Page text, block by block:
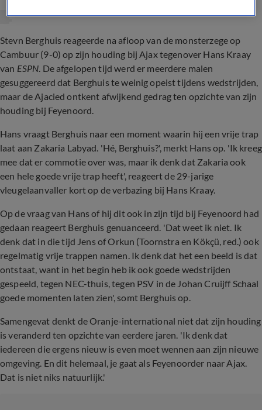
Stevn Berghuis reageerde na afloop van de monsterzege op
Cambuur (9-0) op zijn houding bij Ajax tegenover Hans Kraay
van ESPN. De afgelopen tijd werd er meerdere malen
gesuggereerd dat Berghuis te weinig opeist tijdens wedstrijden,
maar de Ajacied ontkent afwijkend gedrag ten opzichte van zijn
houding bij Feyenoord.
Hans vraagt Berghuis naar een moment waarin hij een vrije trap
laat aan Zakaria Labyad. 'Hé, Berghuis?', merkt Hans op. 'Ik kreeg
mee dat er commotie over was, maar ik denk dat Zakaria ook
een hele goede vrije trap heeft', reageert de 29-jarige
vleugelaanvaller kort op de verbazing bij Hans Kraay.
Op de vraag van Hans of hij dit ook in zijn tijd bij Feyenoord had
gedaan reageert Berghuis genuanceerd. 'Dat weet ik niet. Ik
denk dat in die tijd Jens of Orkun (Toornstra en Kökçü, red.) ook
regelmatig vrije trappen namen. Ik denk dat het een beeld is dat
ontstaat, want in het begin heb ik ook goede wedstrijden
gespeeld, tegen NEC-thuis, tegen PSV in de Johan Cruijff Schaal
goede momenten laten zien', somt Berghuis op.
Samengevat denkt de Oranje-international niet dat zijn houding
is veranderd ten opzichte van eerdere jaren. 'Ik denk dat
iedereen die ergens nieuw is even moet wennen aan zijn nieuwe
omgeving. En dit helemaal, je gaat als Feyenoorder naar Ajax.
Dat is niet niks natuurlijk.'